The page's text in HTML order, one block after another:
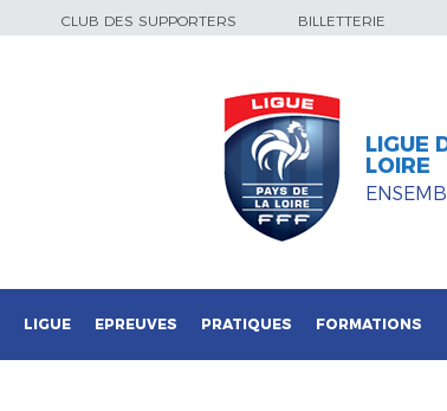
CLUB DES SUPPORTERS BILLETTERIE
LIGUE
LOIRE
LIGUE EPREUVES PRATIQUES FORMATIONS